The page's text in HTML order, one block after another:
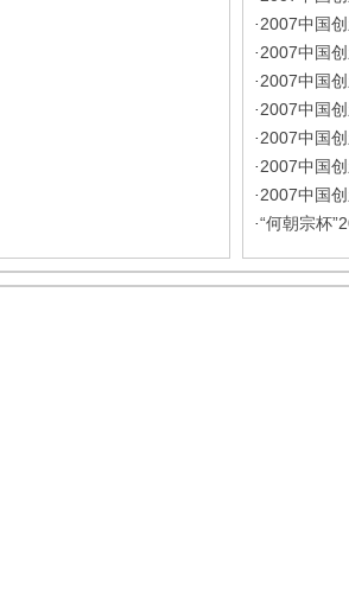
· 2007中国
· 2007中国
· 2007中国
· 2007中国
· 2007中国
· 2007中国
· 2007中国
·“何朝宗杯